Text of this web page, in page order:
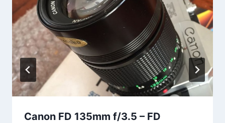
Canon FD 135mm f/3.5 – FD